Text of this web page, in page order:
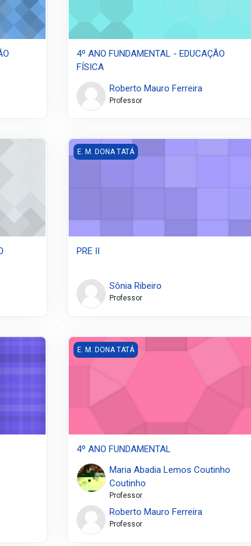
4º ANO FUNDAMENTAL - EDUCAÇÃO
FÍSICA
Roberto Mauro Ferreira
Professor
PRE II
E. M. DONA TATÁ
PRE II
Sônia Ribeiro
Professor
4º ANO FUNDAMENTAL
E. M. DONA TATÁ
4º ANO FUNDAMENTAL
Maria Abadia Lemos Coutinho
Coutinho
Professor
Roberto Mauro Ferreira
Professor